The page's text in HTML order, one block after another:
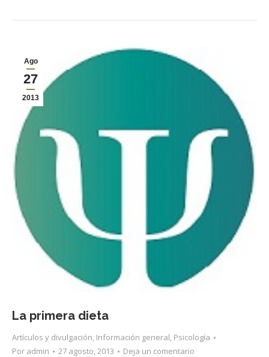
Ago
27
2013
La primera dieta
Artículos y divulgación, Información general, Psicología
Por admin 27 agosto, 2013 Deja un comentario